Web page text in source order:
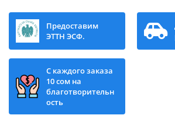
Предоставим
ЭТТН ЭСФ.
С каждого заказа
10 сом на
благотворительн
ость